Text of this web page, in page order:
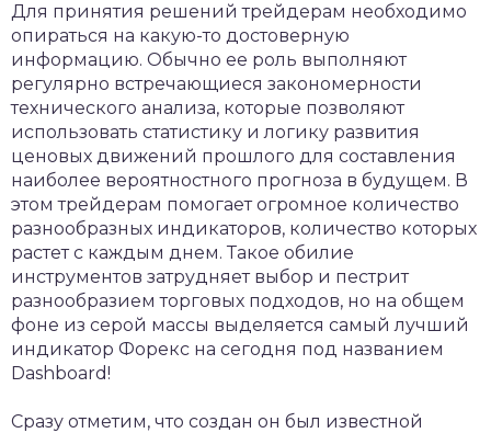
Для принятия решений трейдерам необходимо
опираться на какую-то достоверную
информацию. Обычно ее роль выполняют
регулярно встречающиеся закономерности
технического анализа, которые позволяют
использовать статистику и логику развития
ценовых движений прошлого для составления
наиболее вероятностного прогноза в будущем. В
этом трейдерам помогает огромное количество
разнообразных индикаторов, количество которых
растет с каждым днем. Такое обилие
инструментов затрудняет выбор и пестрит
разнообразием торговых подходов, но на общем
фоне из серой массы выделяется самый лучший
индикатор Форекс на сегодня под названием
Dashboard!
Сразу отметим, что создан он был известной